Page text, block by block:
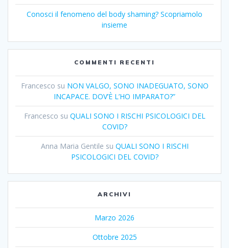
Conosci il fenomeno del body shaming? Scopriamolo
insieme
COMMENTI RECENTI
Francesco su NON VALGO, SONO INADEGUATO, SONO
INCAPACE. DOV’È L’HO IMPARATO?”
Francesco su QUALI SONO I RISCHI PSICOLOGICI DEL
COVID?
Anna Maria Gentile su QUALI SONO I RISCHI
PSICOLOGICI DEL COVID?
ARCHIVI
Marzo 2026
Ottobre 2025